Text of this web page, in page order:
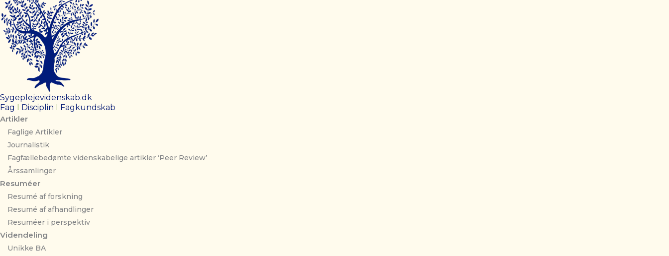
Sygeplejevidenskab.dk
Fag I Disciplin I Fagkundskab
Artikler
Faglige Artikler
Journalistik
Fagfællebedømte videnskabelige artikler ‘Peer Review’
Årssamlinger
Resuméer
Resumé af forskning
Resumé af afhandlinger
Resuméer i perspektiv
Videndeling
Unikke BA